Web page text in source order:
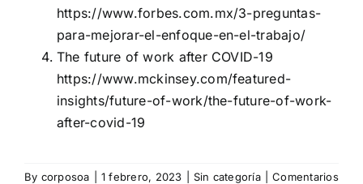
https://www.forbes.com.mx/3-preguntas-
para-mejorar-el-enfoque-en-el-trabajo/
The future of work after COVID-19
https://www.mckinsey.com/featured-
insights/future-of-work/the-future-of-work-
after-covid-19
By corposoa 1 febrero, 2023 Sin categoría
Comentarios